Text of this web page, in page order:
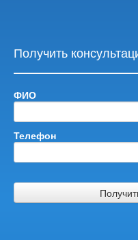
Получить
ФИО
Телефон